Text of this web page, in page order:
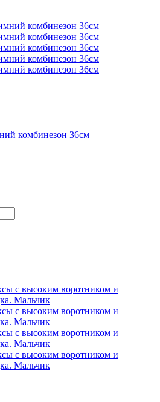
комбинезон 36см